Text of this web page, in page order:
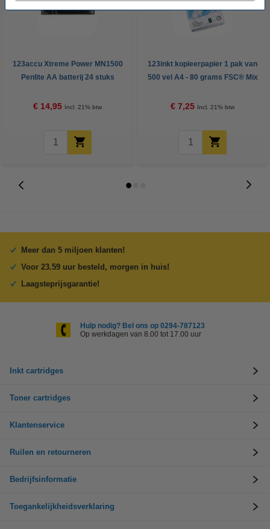
123accu Xtreme Power MN1500
Penlite AA batterij 24 stuks
€ 14,95 Incl. 21% btw
123inkt kopieerpapier 1 pak van
500 vel A4 - 80 grams FSC® Mix
€ 7,25 Incl. 21% btw
Meer dan 5 miljoen klanten!
Voor 23.59 uur besteld, morgen in huis!
Laagsteprijsgarantie!
Hulp nodig? Bel ons op 0294-787123
Op werkdagen van 8.00 tot 17.00 uur
Inkt cartridges
Toner cartridges
Klantenservice
Ruilen en retourneren
Bedrijfsinformatie
Toegankelijkheidsverklaring